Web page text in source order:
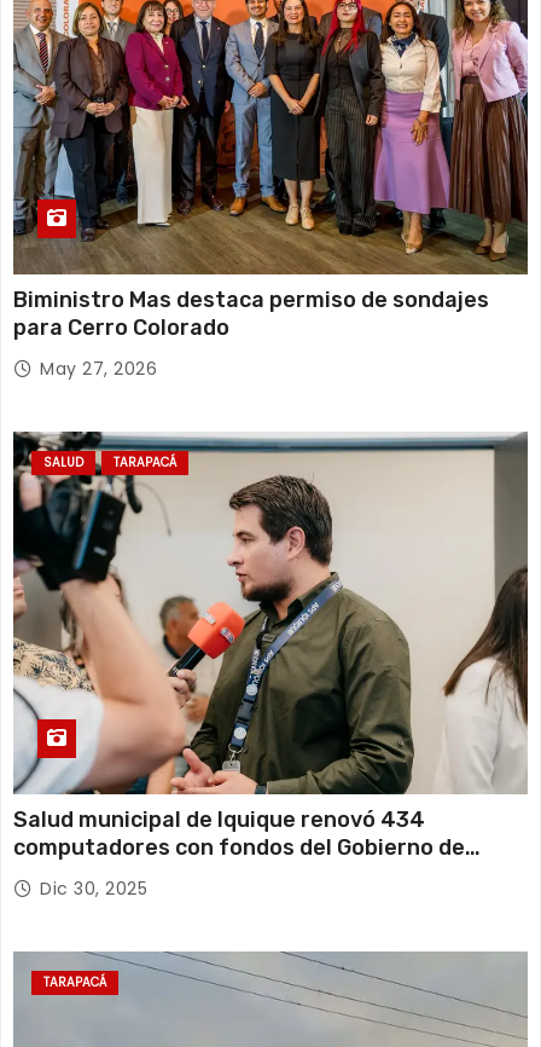
s
Biministro Mas destaca permiso de sondajes
para Cerro Colorado
May 27, 2026
SALUD TARAPACÁ
Salud municipal de Iquique renovó 434
computadores con fondos del Gobierno de
Tarapacá
Dic 30, 2025
TARAPACÁ